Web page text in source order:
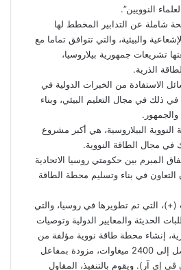
النوويين”.
شاملة عن التدابير المخطط لها
والبيئية، والتي تتوافق تماما مع
تشريعات جمهورية بيلاروسيا،
الذرية.
الاستفادة من الخبرات الدولية في
في ذلك في مجال التعليم البيئي، وبناء
البيلاروسية، هي أكبر مشروع
مجال الطاقة النووية.
المبرم بين حكومتي روسيا الاتحادية
التعاون في بناء وتسليم محطة الطاقة
(+)، التي تم تطويرها في روسيا، والتي
الحديثة والمعايير الدولية وتوصيات
إنشاء محطة طاقة نووية مؤلفة من
وحدتين، بطاقة إجمالية تصل إلى 2400 ميغاوات، مزودة بمفاعل
إي آر). ويقوم بالتنفيذ، المقاول